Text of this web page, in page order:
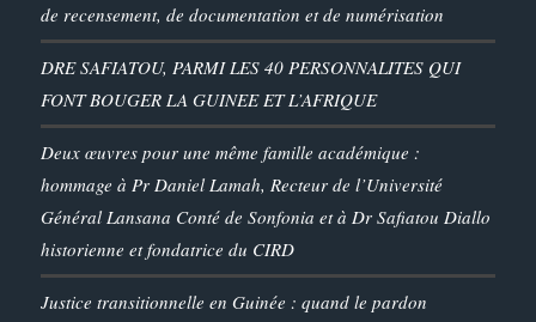
de recensement, de documentation et de numérisation
DRE SAFIATOU, PARMI LES 40 PERSONNALITES QUI
FONT BOUGER LA GUINEE ET L’AFRIQUE
Deux œuvres pour une même famille académique :
hommage à Pr Daniel Lamah, Recteur de l’Université
Général Lansana Conté de Sonfonia et à Dr Safiatou Diallo
historienne et fondatrice du CIRD
Justice transitionnelle en Guinée : quand le pardon